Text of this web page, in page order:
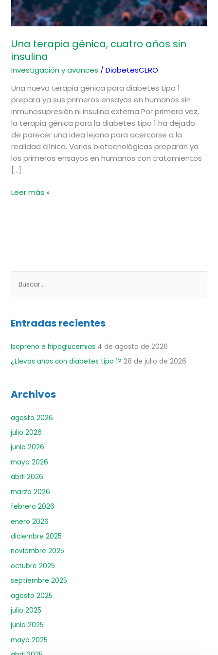
Una terapia génica, cuatro años sin
insulina
Investigación y avances /DiabetesCERO
Una nueva terapia génica para diabetes tipo 1
prepara ya sus primeros ensayos en humanos sin
inmunosupresión ni insulina externa Por primera vez,
la terapia génica para la diabetes tipo 1 ha dejado
de parecer una idea lejana para acercarse a la
realidad clínica. Varias biotecnológicas preparan ya
los primeros ensayos en humanos con tratamientos
[…]
Leer más »
u
c
r
p
r
Entradas recientes
Isopreno e hipoglucemias 4 de agosto de 2026
¿Llevas años con diabetes tipo 1? 28 de julio de 2026
Archivos
agosto 2026
julio 2026
junio 2026
mayo 2026
abril 2026
marzo 2026
febrero 2026
enero 2026
diciembre 2025
noviembre 2025
octubre 2025
septiembre 2025
agosto 2025
julio 2025
junio 2025
mayo 2025